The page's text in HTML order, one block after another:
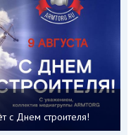
с Днем строителя!